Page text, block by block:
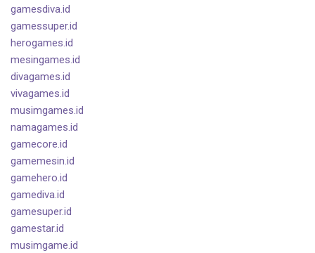
gamesdiva.id
gamessuper.id
herogames.id
mesingames.id
divagames.id
vivagames.id
musimgames.id
namagames.id
gamecore.id
gamemesin.id
gamehero.id
gamediva.id
gamesuper.id
gamestar.id
musimgame.id